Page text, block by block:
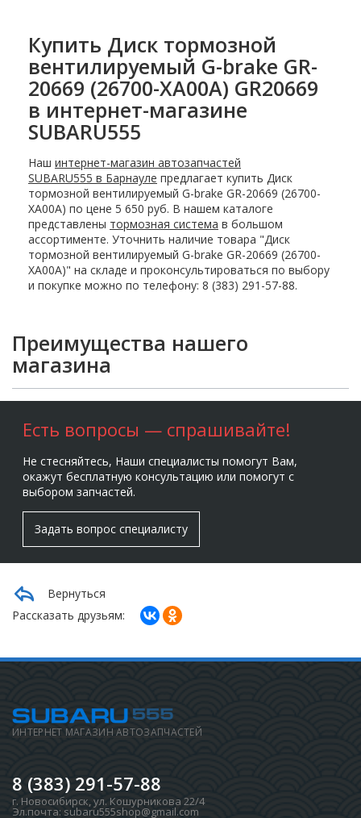
Купить Диск тормозной
вентилируемый G-brake GR-
20669 (26700-XA00A) GR20669
в интернет-магазине
SUBARU555
Наш интернет-магазин автозапчастей
SUBARU555 в Барнауле предлагает купить Диск
тормозной вентилируемый G-brake GR-20669 (26700-
XA00A) по цене 5 650 руб. В нашем каталоге
представлены тормозная система в большом
ассортименте. Уточнить наличие товара "Диск
тормозной вентилируемый G-brake GR-20669 (26700-
XA00A)" на складе и проконсультироваться по выбору
и покупке можно по телефону: 8 (383) 291-57-88.
Преимущества нашего
магазина
Есть вопросы — спрашивайте!
Не стесняйтесь, Наши специалисты помогут Вам,
окажут бесплатную консультацию или помогут с
выбором запчастей.
Задать вопрос специалисту
Вернуться
Рассказать друзьям:
ИНТЕРНЕТ МАГАЗИН АВТОЗАПЧАСТЕЙ
8 (383) 291-57-88
г. Новосибирск,ул. Кошурникова 22/4
Эл.почта: subaru555shop@gmail.com